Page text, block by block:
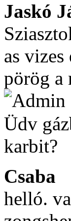
Jaskó
as
pörög a
Üdv
karbit?
Csaba
helló.